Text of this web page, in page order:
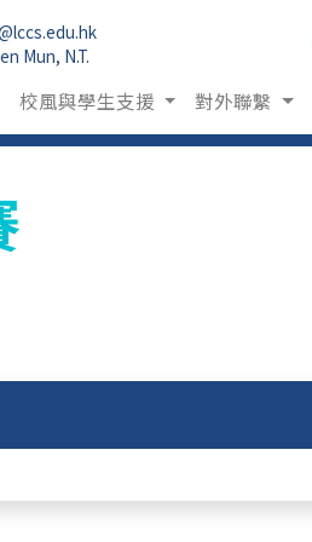
Mun, N.T.
校風與學生支援 對外聯繫